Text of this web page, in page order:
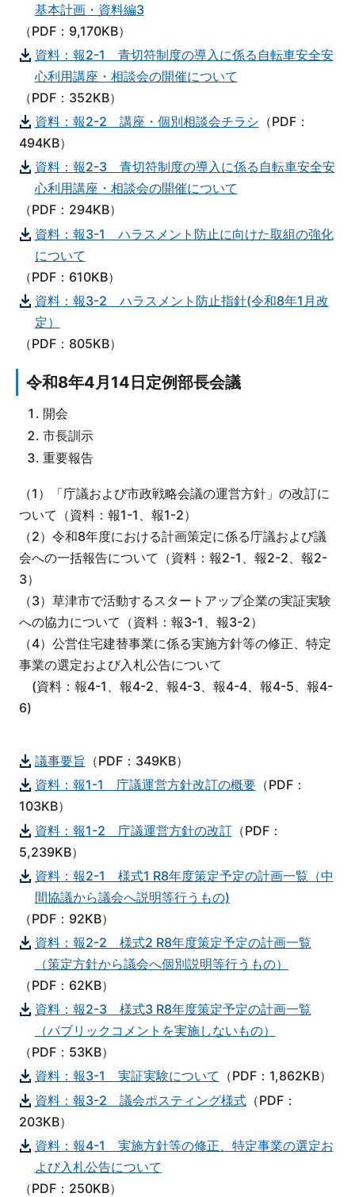
基本計画・資料編3
（PDF：9,170KB）
資料：報2-1 青切符制度の導入に係る自転車安全安
心利用講座・相談会の開催について
（PDF：352KB）
資料：報2-2 講座・個別相談会チラシ （PDF：
494KB）
資料：報2-3 青切符制度の導入に係る自転車安全安
心利用講座・相談会の開催について
（PDF：294KB）
資料：報3-1 ハラスメント防止に向けた取組の強化
について
（PDF：610KB）
資料：報3-2 ハラスメント防止指針(令和8年1月改
定）
（PDF：805KB）
令和8年4月14日定例部長会議
開会
市長訓示
重要報告
（1）「庁議および市政戦略会議の運営方針」の改訂に
ついて（資料：報1-1、報1-2）
（2）令和8年度における計画策定に係る庁議および議
会への一括報告について（資料：報2-1、報2-2、報2-
3）
（3）草津市で活動するスタートアップ企業の実証実験
への協力について（資料：報3-1、報3-2）
（4）公営住宅建替事業に係る実施方針等の修正、特定
事業の選定および入札公告について
(資料：報4-1、報4-2、報4-3、報4-4、報4-5、報4-
6)
議事要旨 （PDF：349KB）
資料：報1-1 庁議運営方針改訂の概要（PDF：
103KB）
資料：報1-2 庁議運営方針の改訂（PDF：
5,239KB）
資料：報2-1 様式1 R8年度策定予定の計画一覧（中
間協議から議会へ説明等行うもの)
（PDF：92KB）
資料：報2-2 様式2 R8年度策定予定の計画一覧
（策定方針から議会へ個別説明等行うもの）
（PDF：62KB）
資料：報2-3 様式3 R8年度策定予定の計画一覧
（パブリックコメントを実施しないもの）
（PDF：53KB）
資料：報3-1 実証実験について （PDF：1,862KB）
資料：報3-2 議会ポスティング様式（PDF：
203KB）
資料：報4-1 実施方針等の修正、特定事業の選定お
よび入札公告について
（PDF：250KB）